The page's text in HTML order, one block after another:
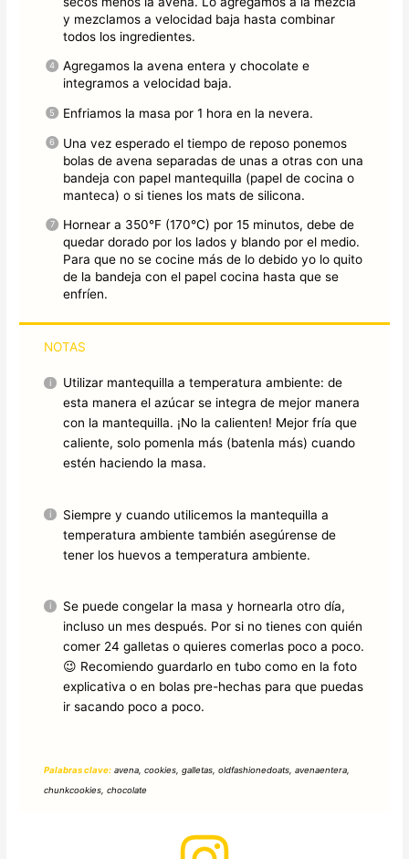
y mezclamos a velocidad baja hasta combinar
todos los ingredientes.
Agregamos la avena entera y chocolate e
integramos a velocidad baja.
Enfriamos la masa por 1 hora en la nevera.
Una vez esperado el tiempo de reposo ponemos
bolas de avena separadas de unas a otras con una
bandeja con papel mantequilla (papel de cocina o
manteca) o si tienes los mats de silicona.
Hornear a 350°F (170°C) por 15 minutos, debe de
quedar dorado por los lados y blando por el medio.
Para que no se cocine más de lo debido yo lo quito
de la bandeja con el papel cocina hasta que se
enfríen.
NOTAS
Utilizar mantequilla a temperatura ambiente: de
esta manera el azúcar se integra de mejor manera
con la mantequilla. ¡No la calienten! Mejor fría que
caliente, solo pomenla más (batenla más) cuando
estén haciendo la masa.
Siempre y cuando utilicemos la mantequilla a
temperatura ambiente también asegúrense de
tener los huevos a temperatura ambiente.
Se puede congelar la masa y hornearla otro día,
incluso un mes después. Por si no tienes con quién
comer 24 galletas o quieres comerlas poco a poco.
😉 Recomiendo guardarlo en tubo como en la foto
explicativa o en bolas pre-hechas para que puedas
ir sacando poco a poco.
Palabras clave: avena, cookies, galletas, oldfashionedoats, avenaentera,
chunkcookies, chocolate